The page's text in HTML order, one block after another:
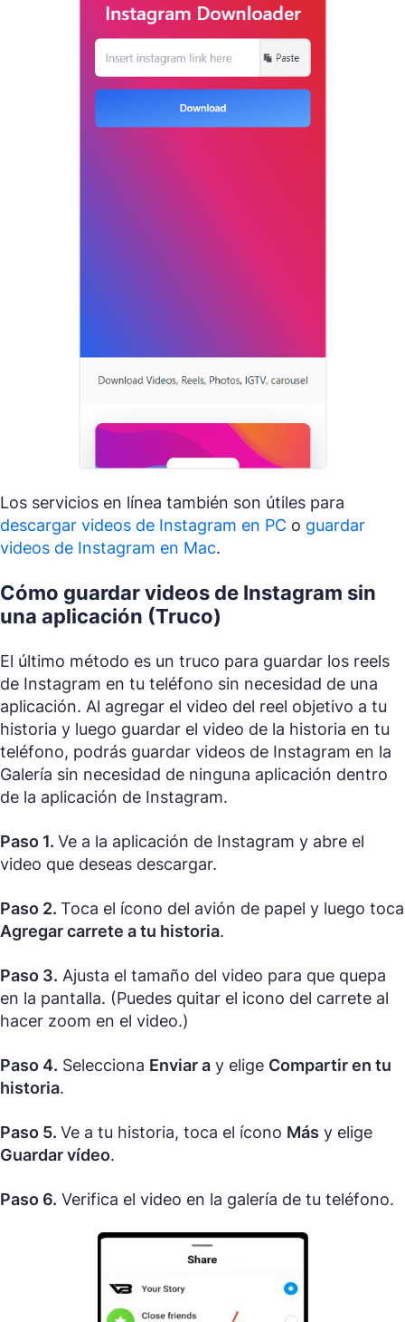
Los servicios en línea también son útiles para
descargar videos de Instagram en PC o guardar
videos de Instagram en Mac.
Cómo guardar videos de Instagram sin
una aplicación (Truco)
El último método es un truco para guardar los reels
de Instagram en tu teléfono sin necesidad de una
aplicación. Al agregar el video del reel objetivo a tu
historia y luego guardar el video de la historia en tu
teléfono, podrás guardar videos de Instagram en la
Galería sin necesidad de ninguna aplicación dentro
de la aplicación de Instagram.
Paso 1. Ve a la aplicación de Instagram y abre el
video que deseas descargar.
Paso 2. Toca el ícono del avión de papel y luego toca
Agregar carrete a tu historia.
Paso 3. Ajusta el tamaño del video para que quepa
en la pantalla. (Puedes quitar el icono del carrete al
hacer zoom en el video.)
Paso 4. Selecciona Enviar a y elige Compartir en tu
historia.
Paso 5. Ve a tu historia, toca el ícono Más y elige
Guardar vídeo.
Paso 6. Verifica el video en la galería de tu teléfono.